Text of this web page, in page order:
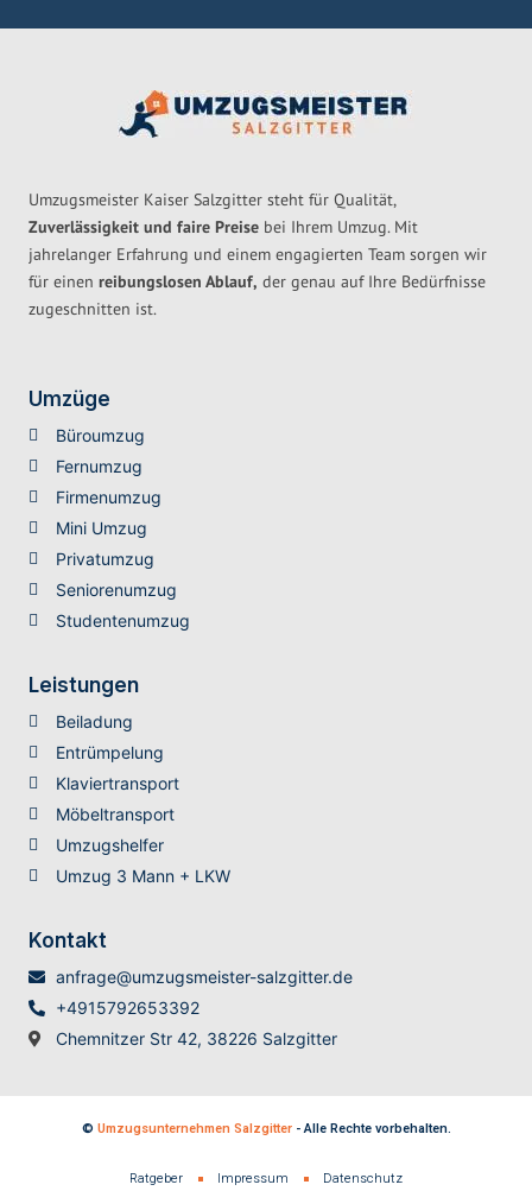
Umzugsmeister Kaiser Salzgitter steht für Qualität,
Zuverlässigkeit und faire Preise bei Ihrem Umzug. Mit
jahrelanger Erfahrung und einem engagierten Team sorgen wir
für einen reibungslosen Ablauf, der genau auf Ihre Bedürfnisse
zugeschnitten ist.
Umzüge
Büroumzug
Fernumzug
Firmenumzug
Mini Umzug
Privatumzug
Seniorenumzug
Studentenumzug
Leistungen
Beiladung
Entrümpelung
Klaviertransport
Möbeltransport
Umzugshelfer
Umzug 3 Mann + LKW
Kontakt
anfrage@umzugsmeister-salzgitter.de
+4915792653392
Chemnitzer Str 42, 38226 Salzgitter
© Umzugsunternehmen Salzgitter- Alle Rechte vorbehalten.
Ratgeber Impressum Datenschutz